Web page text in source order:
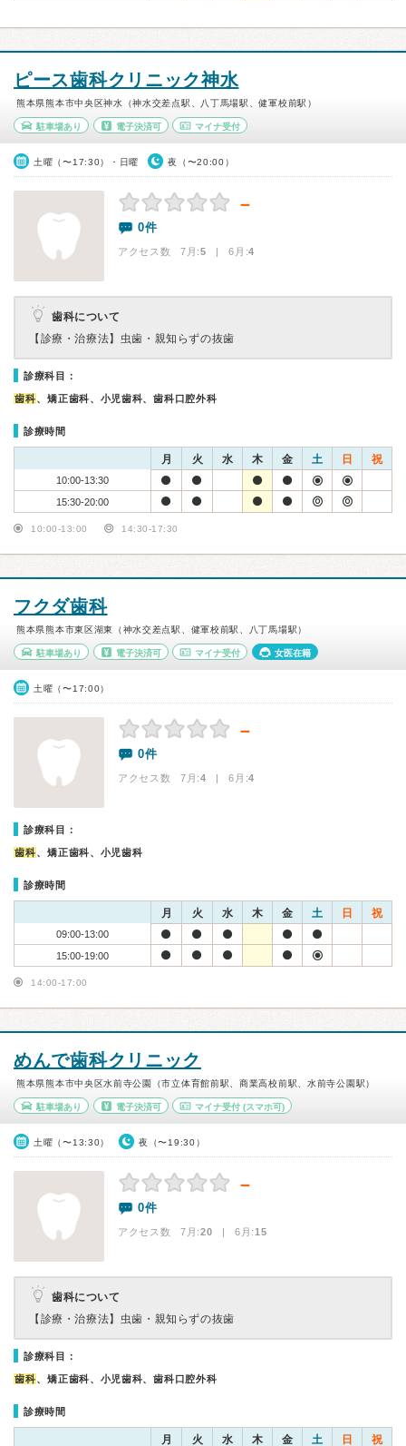
ピース歯科クリニック神水
熊本県熊本市中央区神水（神水交差点駅、八丁馬場駅、健軍校前駅）
駐車場あり 電子決済可 マイナ受付
土曜（〜17:30）・日曜 夜（〜20:00）
－
0件
アクセス数 7月:5 | 6月:4
歯科について
【診療・治療法】 虫歯・親知らずの抜歯
診療科目：
歯科、矯正歯科、小児歯科、歯科口腔外科
診療時間
月 火 水 木 金 土 日 祝
10:00-13:30
15:30-20:00
10:00-13:00 14:30-17:30
フクダ歯科
熊本県熊本市東区湖東（神水交差点駅、健軍校前駅、八丁馬場駅）
駐車場あり 電子決済可 マイナ受付 女医在籍
土曜（〜17:00）
－
0件
アクセス数 7月:4 | 6月:4
診療科目：
歯科、矯正歯科、小児歯科
診療時間
月 火 水 木 金 土 日 祝
09:00-13:00
15:00-19:00
14:00-17:00
めんで歯科クリニック
熊本県熊本市中央区水前寺公園（市立体育館前駅、商業高校前駅、水前寺公園駅）
駐車場あり 電子決済可 マイナ受付 (スマホ可)
土曜（〜13:30） 夜（〜19:30）
－
0件
アクセス数 7月:20 | 6月:15
歯科について
【診療・治療法】 虫歯・親知らずの抜歯
診療科目：
歯科、矯正歯科、小児歯科、歯科口腔外科
診療時間
月 火 水 木 金 土 日 祝